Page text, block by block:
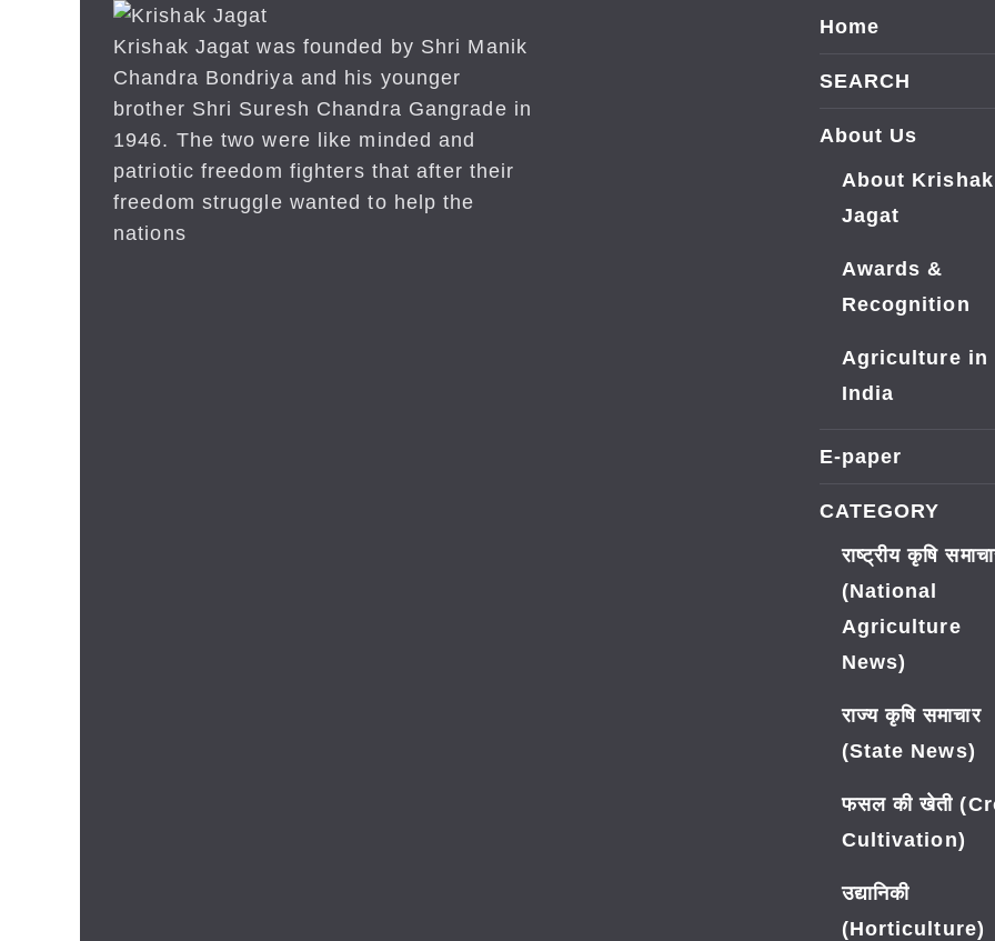
Krishak Jagat was founded by Shri Manik
Chandra Bondriya and his younger
brother Shri Suresh Chandra Gangrade in
1946. The two were like minded and
patriotic freedom fighters that after their
freedom struggle wanted to help the
nations
Home
SEARCH
About Us
About Krishak
Jagat
Awards &
Recognition
Agriculture in
India
E-paper
CATEGORY
राष्ट्रीय कृषि
(National
Agriculture
News)
राज्य कृषि समाचार
(State News)
फसल की खेती
Cultivation)
उद्यानिकी
(Horticulture)